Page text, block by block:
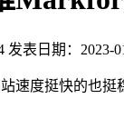
发表日期：2023-
速度挺快的也